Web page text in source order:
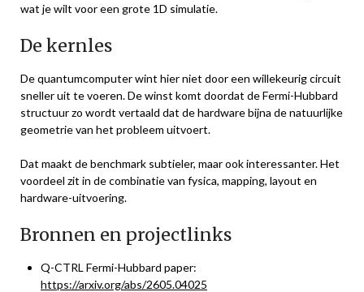
wat je wilt voor een grote 1D simulatie.
De kernles
De quantumcomputer wint hier niet door een willekeurig circuit
sneller uit te voeren. De winst komt doordat de Fermi-Hubbard
structuur zo wordt vertaald dat de hardware bijna de natuurlijke
geometrie van het probleem uitvoert.
Dat maakt de benchmark subtieler, maar ook interessanter. Het
voordeel zit in de combinatie van fysica, mapping, layout en
hardware-uitvoering.
Bronnen en projectlinks
Q-CTRL Fermi-Hubbard paper:
https://arxiv.org/abs/2605.04025